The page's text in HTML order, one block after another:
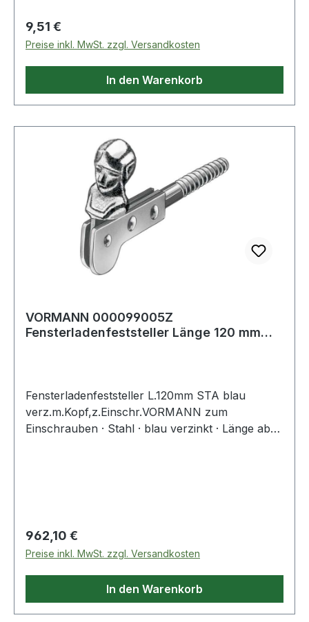
Regulärer Preis:
9,51 €
Preise inkl. MwSt. zzgl. Versandkosten
In den Warenkorb
VORMANN 000099005Z
Fensterladenfeststeller Länge 120 mm
Fensterladenfeststeller L.120mm STA blau
verz.m.Kopf,z.Einschr.VORMANN zum
Einschrauben · Stahl · blau verzinkt · Länge ab
Regulärer Preis:
962,10 €
Preise inkl. MwSt. zzgl. Versandkosten
In den Warenkorb